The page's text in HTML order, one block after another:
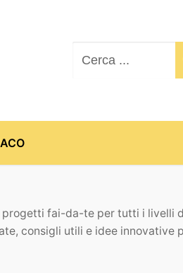
progetti fai-da-te per tutti i livelli
consigli utili e idee innovative